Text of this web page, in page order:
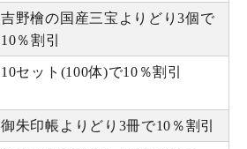
吉野檜の国産三宝よりどり3個で
10％割引
10セット(100体)で10％割引
御朱印帳よりどり3冊で10％割引